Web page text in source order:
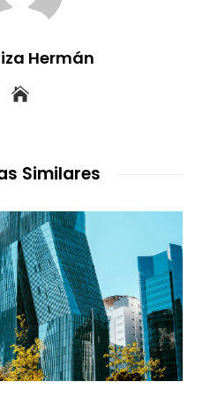
Hermán
Similares